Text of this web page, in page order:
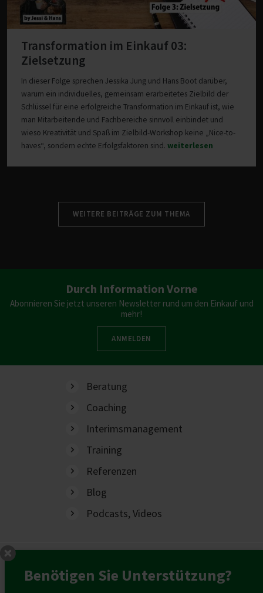
Transformation im Einkauf 03:
Zielsetzung
In dieser Folge sprechen Jessika Jung und Hans Boot darüber,
warum ein individuelles, gemeinsam erarbeitetes Zielbild der
Schlüssel für eine erfolgreiche Transformation im Einkauf ist, wie
man Mitarbeitende und Fachbereiche sinnvoll einbindet und
wieso Kreativität und Spaß im Zielbild-Workshop keine „Nice-to-
haves“, sondern echte Erfolgsfaktoren sind.weiterlesen
WEITERE BEITRÄGE ZUM THEMA
Benötigen Sie Unterstützung?
Durch Information Vorne
Abonnieren Sie jetzt unseren Newsletter rund um den Einkauf und
mehr!
ANMELDEN
Beratung
Coaching
Interimsmanagement
Training
Referenzen
Blog
Podcasts, Videos